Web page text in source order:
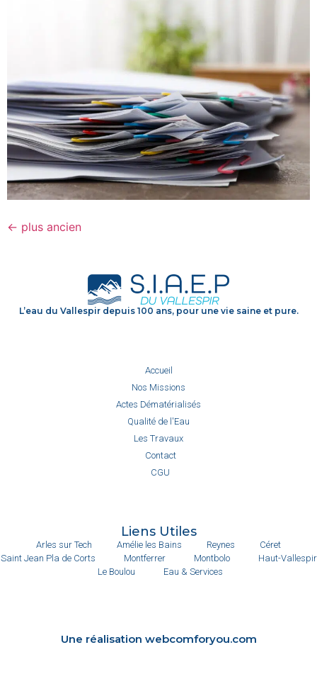
← plus ancien
L’eau du Vallespir depuis 100 ans, pour une vie saine et pure.
Accueil
Nos Missions
Actes Dématérialisés
Qualité de l'Eau
Les Travaux
Contact
CGU
Liens Utiles
Arles sur Tech Amélie les Bains Reynes
Céret
Saint Jean Pla de Corts
Montferrer Montbolo
Haut-Vallespir
Le Boulou
Eau & Services
Une réalisation webcomforyou.com